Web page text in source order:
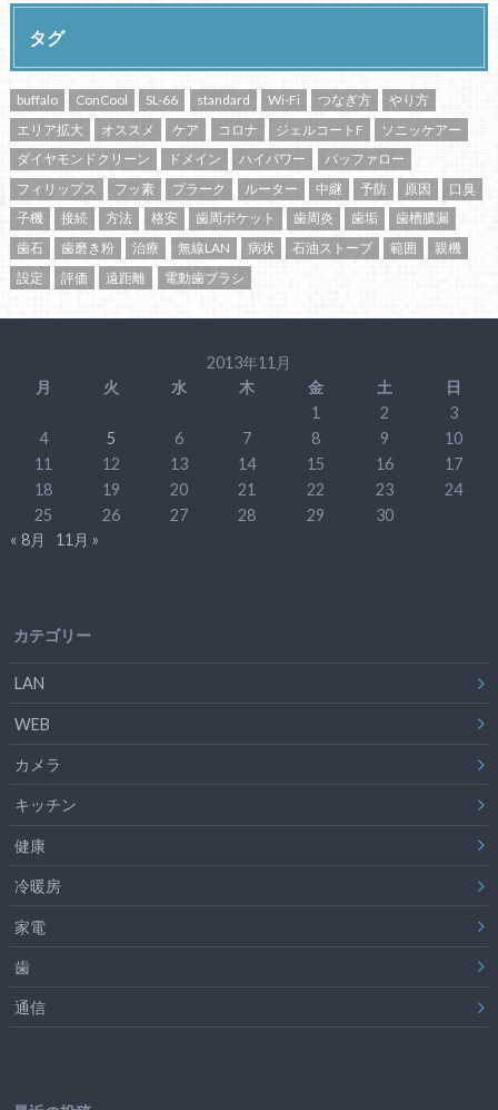
タグ
buffalo ConCool SL-66 standard Wi-Fi つなぎ方
やり方
エリア拡大
オススメ ケア コロナ ジェルコートF
ソニッケアー
ダイヤモンドクリーン
ドメイン ハイパワー
バッファロー
フィリップス
フッ素 プラーク ルーター 中継 予防 原因
口臭
子機
接続 方法 格安 歯周ポケット 歯周炎 歯垢
歯槽膿漏
歯石
歯磨き粉 治療 無線LAN 病状 石油ストーブ 範囲
親機
設定
評価 遠距離 電動歯ブラシ
2013年11月
月
火 水 木 金 土
日
1
2
3
4
5 6 7 8 9
10
11
12 13 14 15 16
17
18
19 20 21 22 23
24
25
26 27 28 29
30
« 8月
11月 »
カテゴリー
LAN
WEB
カメラ
キッチン
健康
冷暖房
家電
歯
通信